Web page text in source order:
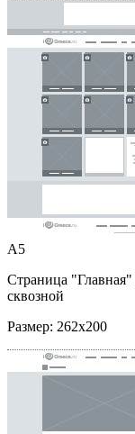
A5
Страница "Главная"
сквозной
Размер: 262x200